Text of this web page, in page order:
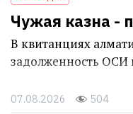
Чужая казна -
В квитанциях
задолженность ОСИ
07.08.2026 504